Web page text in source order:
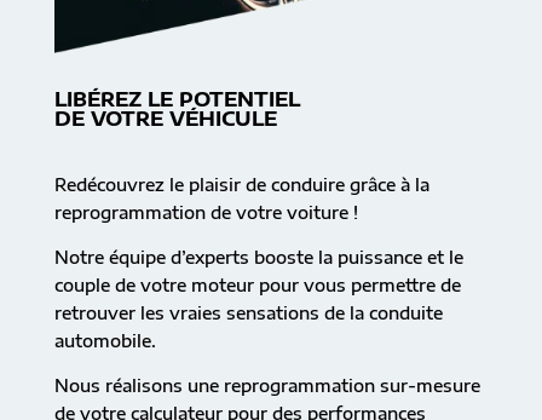
LIBÉREZ LE POTENTIEL
DE VOTRE VÉHICULE
Redécouvrez le plaisir de conduire grâce à la
reprogrammation de votre voiture !
Notre équipe d’experts booste la puissance et le
couple de votre moteur pour vous permettre de
retrouver les vraies sensations de la conduite
automobile.
Nous réalisons une reprogrammation sur-mesure
de votre calculateur pour des performances